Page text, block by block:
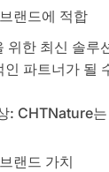
랜드에 적합
위한 최신 솔루
파트너가 될
: CHTNature는
랜드 가치